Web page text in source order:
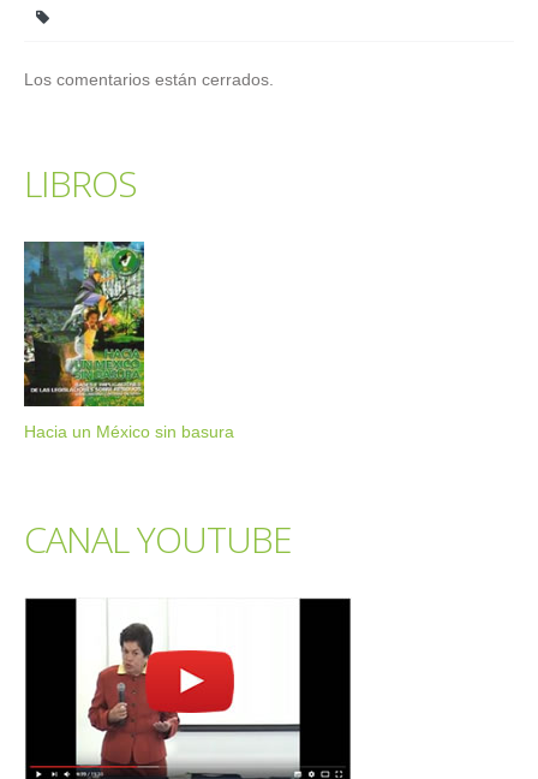
Los comentarios están cerrados.
LIBROS
Hacia un México sin basura
CANAL YOUTUBE